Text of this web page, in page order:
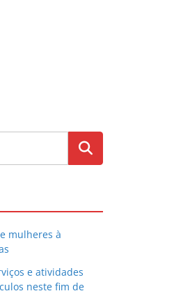
mulheres à
e atividades
neste fim de